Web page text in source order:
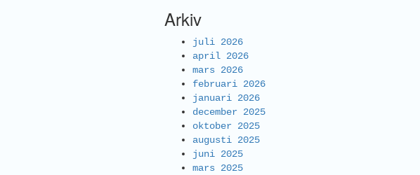
Arkiv
juli 2026
april 2026
mars 2026
februari 2026
januari 2026
december 2025
oktober 2025
augusti 2025
juni 2025
mars 2025